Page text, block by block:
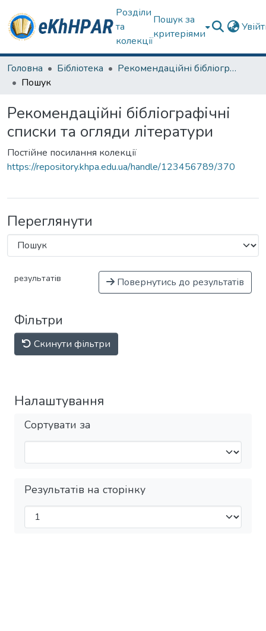
Розділи
та
колекції
Пошук за
критеріями
Головна Бібліотека
Рекомендаційні бібліографічні списки та огляди літератури
Пошук
Рекомендаційні бібліографічні
списки та огляди літератури
Постійне посилання колекції
https://repository.khpa.edu.ua/handle/123456789/370
Переглянути
результатів Повернутись до результатів
Фільтри
Скинути фільтри
Налаштування
Сортувати за
Результатів на сторінку